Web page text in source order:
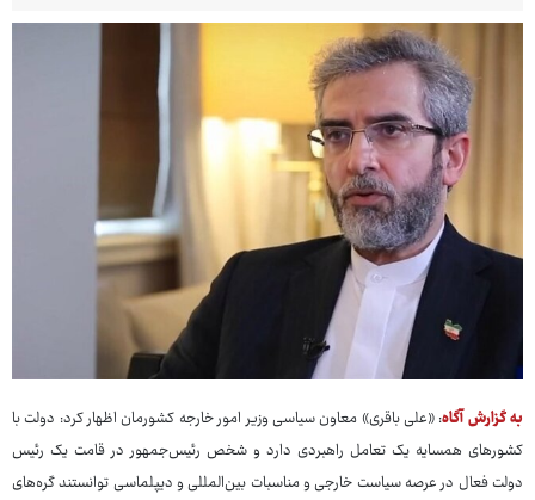
به گزارش آگاه: «علی باقری» معاون سیاسی وزیر امور خارجه کشورمان اظهار کرد: دولت با
کشورهای همسایه یک تعامل راهبردی دارد و شخص رئیس‌جمهور در قامت یک رئیس
دولت فعال در عرصه سیاست خارجی و مناسبات بین‌المللی و دیپلماسی توانستند گره‌های